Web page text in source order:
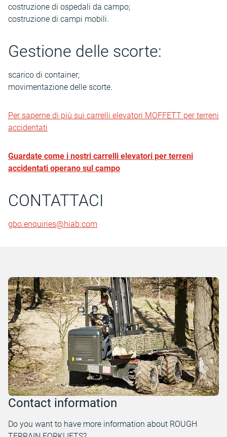
costruzione di ospedali da campo;
costruzione di campi mobili.
Gestione delle scorte:
scarico di container;
movimentazione delle scorte.
Per saperne di più sui carrelli elevatori MOFFETT per terreni
accidentati
Guardate come i nostri carrelli elevatori per terreni
accidentati operano sul campo
CONTATTACI
gbo.enquiries@hiab.com
Contact information
Do you want to have more information about ROUGH